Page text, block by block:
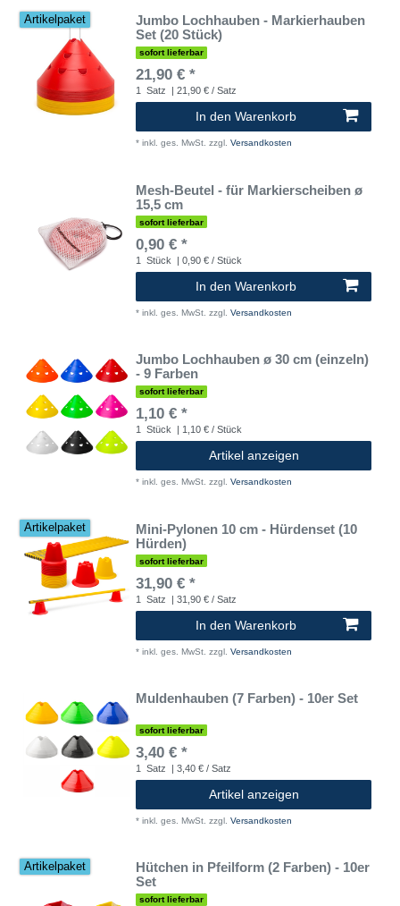
Artikelpaket
Jumbo Lochhauben - Markierhauben
Set (20 Stück)
sofort lieferbar
21,90 € *
1 Satz | 21,90 € / Satz
In den Warenkorb
* inkl. ges. MwSt. zzgl. Versandkosten
Mesh-Beutel - für Markierscheiben ø
15,5 cm
sofort lieferbar
0,90 € *
1 Stück | 0,90 € / Stück
In den Warenkorb
* inkl. ges. MwSt. zzgl. Versandkosten
Jumbo Lochhauben ø 30 cm (einzeln)
- 9 Farben
sofort lieferbar
1,10 € *
1 Stück | 1,10 € / Stück
Artikel anzeigen
* inkl. ges. MwSt. zzgl. Versandkosten
Artikelpaket
Mini-Pylonen 10 cm - Hürdenset (10
Hürden)
sofort lieferbar
31,90 € *
1 Satz | 31,90 € / Satz
In den Warenkorb
* inkl. ges. MwSt. zzgl. Versandkosten
Muldenhauben (7 Farben) - 10er Set
sofort lieferbar
3,40 € *
1 Satz | 3,40 € / Satz
Artikel anzeigen
* inkl. ges. MwSt. zzgl. Versandkosten
Artikelpaket
Hütchen in Pfeilform (2 Farben) - 10er
Set
sofort lieferbar